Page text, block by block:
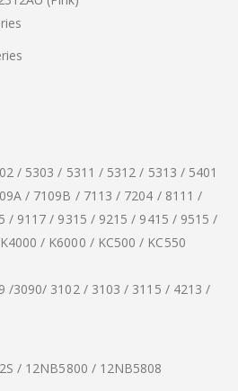
/ 5303 / 5311 / 5312 / 5313 / 5401
/ 7109B / 7113 / 7204 / 8111 /
/ 9117 / 9315 / 9215 / 9415 / 9515 /
/ K6000 / KC500 / KC550
/3090/ 3102 / 3103 / 3115 / 4213 /
/ 12NB5800 / 12NB5808